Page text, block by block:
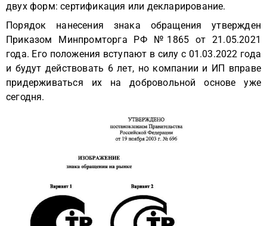
двух форм: сертификация или декларирование.
Порядок нанесения знака обращения утвержден
Приказом Минпромторга РФ №1865 от 21.05.2021
года. Его положения вступают в силу с 01.03.2022 года
и будут действовать 6 лет, но компании и ИП вправе
придерживаться их на добровольной основе уже
сегодня.